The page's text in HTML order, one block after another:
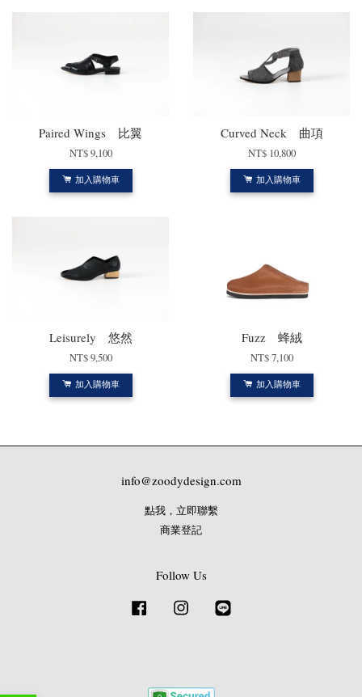
Paired Wings 比翼
NT$ 9,100
加入購物車
Curved Neck 曲項
NT$ 10,800
加入購物車
Leisurely 悠然
NT$ 9,500
加入購物車
Fuzz 蜂絨
NT$ 7,100
加入購物車
info@zoodydesign.com
點我，立即聯繫
商業登記
Follow Us
Facebook Instagram